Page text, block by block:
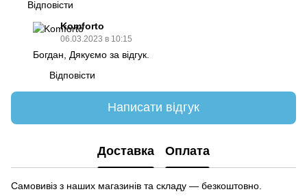
Відповісти
Komforto
06.03.2023 в 10:15
Богдан, Дякуємо за відгук.
Відповісти
Написати відгук
Доставка Оплата
Самовивіз з наших магазинів та складу — безкоштовно.